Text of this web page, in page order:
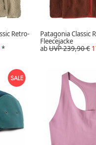
Retro-
*
Patagonia Classic
Fleecejacke
abUVP 239,90 €